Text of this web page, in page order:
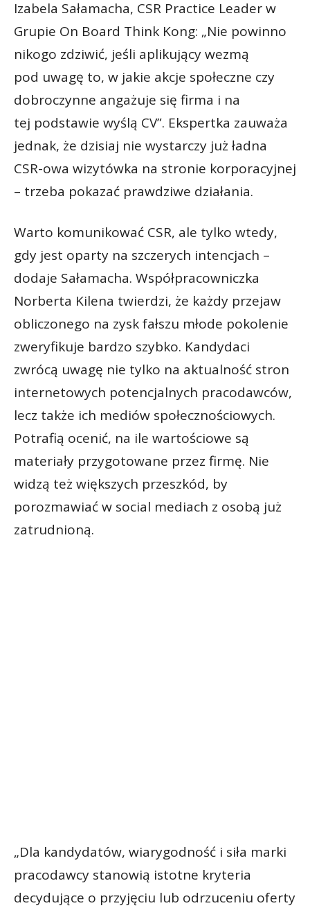
Izabela Sałamacha, CSR Practice Leader w
Grupie On Board Think Kong: „Nie powinno
nikogo zdziwić, jeśli aplikujący wezmą
pod uwagę to, w jakie akcje społeczne czy
dobroczynne angażuje się firma i na
tej podstawie wyślą CV”. Ekspertka zauważa
jednak, że dzisiaj nie wystarczy już ładna
CSR-owa wizytówka na stronie korporacyjnej
– trzeba pokazać prawdziwe działania.
Warto komunikować CSR, ale tylko wtedy,
gdy jest oparty na szczerych intencjach –
dodaje Sałamacha. Współpracowniczka
Norberta Kilena twierdzi, że każdy przejaw
obliczonego na zysk fałszu młode pokolenie
zweryfikuje bardzo szybko. Kandydaci
zwrócą uwagę nie tylko na aktualność stron
internetowych potencjalnych pracodawców,
lecz także ich mediów społecznościowych.
Potrafią ocenić, na ile wartościowe są
materiały przygotowane przez firmę. Nie
widzą też większych przeszkód, by
porozmawiać w social mediach z osobą już
zatrudnioną.
„Dla kandydatów, wiarygodność i siła marki
pracodawcy stanowią istotne kryteria
decydujące o przyjęciu lub odrzuceniu oferty